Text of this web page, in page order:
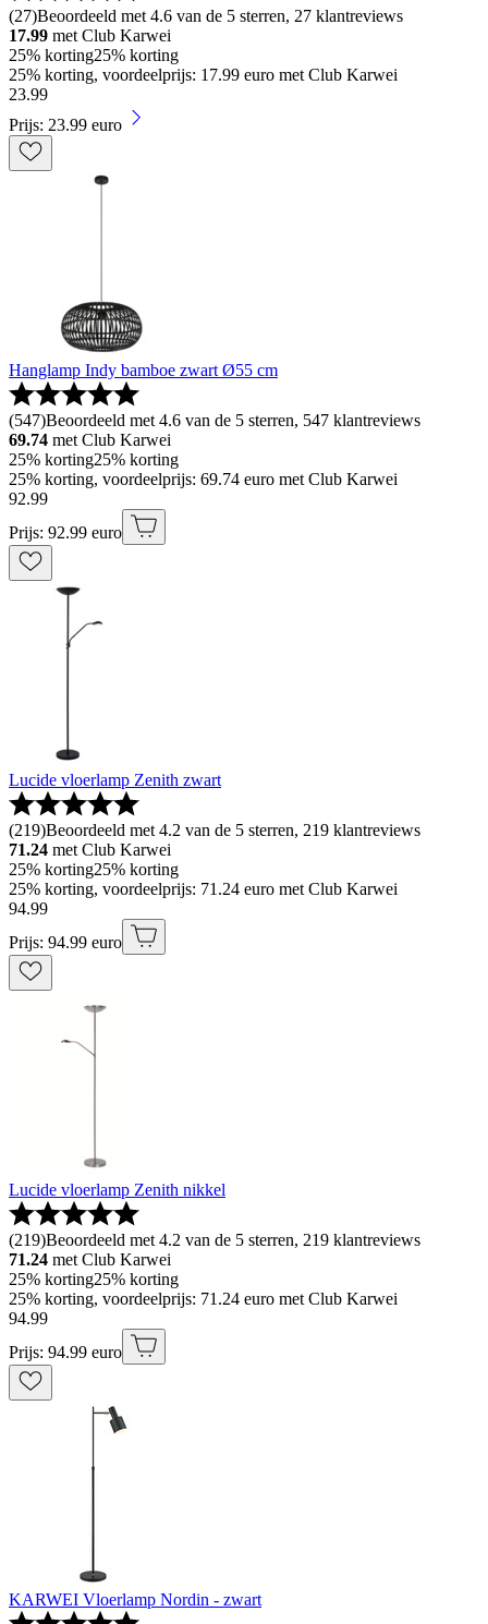
(27)Beoordeeld met 4.6 van de 5 sterren, 27 klantreviews
17.99 met Club Karwei
25% korting25% korting
25% korting, voordeelprijs: 17.99 euro met Club Karwei
23.99
Prijs: 23.99 euro
Hanglamp Indy bamboe zwart Ø55 cm
(547)Beoordeeld met 4.6 van de 5 sterren, 547 klantreviews
69.74 met Club Karwei
25% korting25% korting
25% korting, voordeelprijs: 69.74 euro met Club Karwei
92.99
Prijs: 92.99 euro
Lucide vloerlamp Zenith zwart
(219)Beoordeeld met 4.2 van de 5 sterren, 219 klantreviews
71.24 met Club Karwei
25% korting25% korting
25% korting, voordeelprijs: 71.24 euro met Club Karwei
94.99
Prijs: 94.99 euro
Lucide vloerlamp Zenith nikkel
(219)Beoordeeld met 4.2 van de 5 sterren, 219 klantreviews
71.24 met Club Karwei
25% korting25% korting
25% korting, voordeelprijs: 71.24 euro met Club Karwei
94.99
Prijs: 94.99 euro
KARWEI Vloerlamp Nordin - zwart